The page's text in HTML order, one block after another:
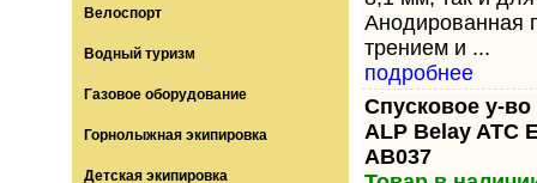
Велоспорт
Водный туризм
Газовое оборудование
Горнолыжная экипировка
Детская экипировка
Анодированная
трением и ...
подробнее
Спусковое у-во
ALP Belay ATC
AB037